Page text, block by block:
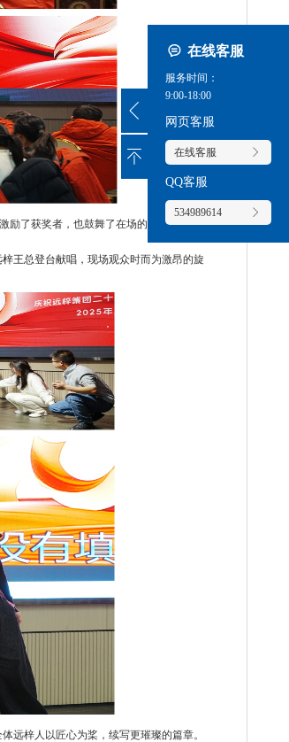
励了获奖者，也鼓舞了在场的每一位参与
王总登台献唱， 现场观众时而为激昂的旋
远梓人以匠心为桨，续写更璀璨的篇章。
在线客服
服务时间：
9:00-18:00
网页客服
在线客服
QQ客服
534989614